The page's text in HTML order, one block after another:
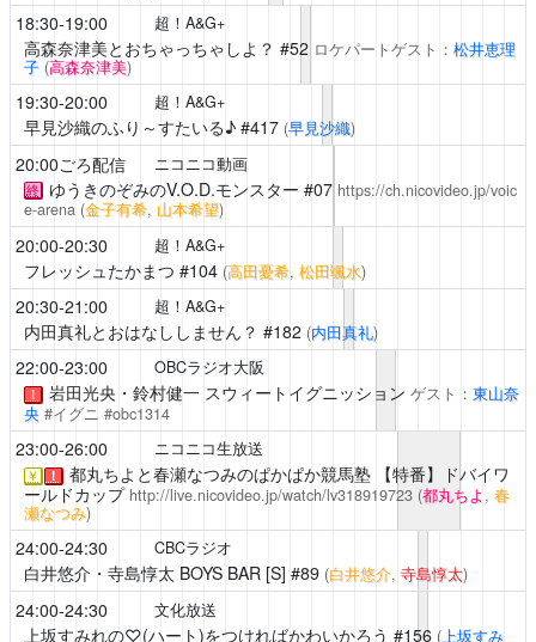
18:30-19:00 超！A&G+
高森奈津美とおちゃっちゃしよ？ #52 ロケパートゲスト： 松井恵理
子 (高森奈津美)
19:30-20:00 超！A&G+
早見沙織のふり～すたいる♪#417 (早見沙織)
20:00ごろ配信 ニコニコ動画
終 ゆうきのぞみのV.O.D.モンスター #07 https://ch.nicovideo.jp/voic
e-arena (金子有希, 山本希望)
20:00-20:30 超！A&G+
フレッシュたかまつ #104 (高田憂希, 松田颯水)
20:30-21:00 超！A&G+
内田真礼とおはなししません？ #182 (内田真礼)
22:00-23:00 OBCラジオ大阪
！ 岩田光央・鈴村健一 スウィートイグニッション ゲスト： 東山奈
央#イグニ #obc1314
23:00-26:00 ニコニコ生放送
￥ ！ 都丸ちよと春瀬なつみのぱかぱか競馬塾【特番】ドバイワ
ールドカップ http://live.nicovideo.jp/watch/lv318919723 (都丸ちよ, 春
瀬なつみ)
24:00-24:30 CBCラジオ
白井悠介・寺島惇太 BOYS BAR [S] #89 (白井悠介, 寺島惇太)
24:00-24:30 文化放送
上坂すみれの♡(ハート)をつければかわいかろう #156 (上坂すみ